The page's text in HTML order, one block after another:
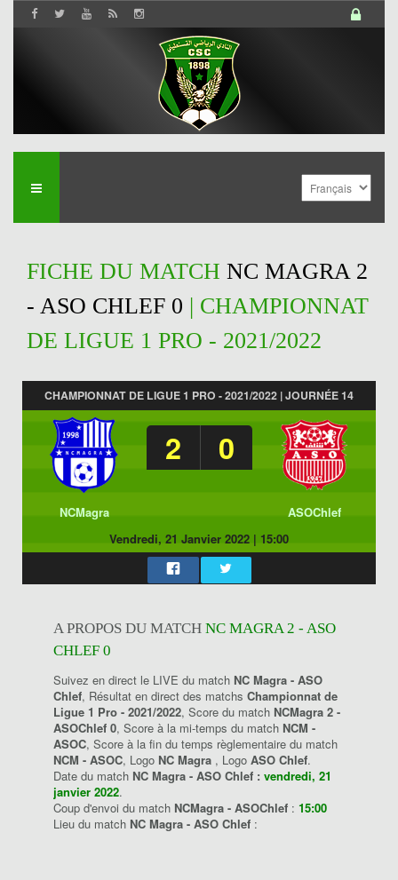
FICHE DU MATCH NC MAGRA 2
- ASO CHLEF 0 | CHAMPIONNAT
DE LIGUE 1 PRO - 2021/2022
CHAMPIONNAT DE LIGUE 1 PRO - 2021/2022 | JOURNÉE 14
2 0
NCMagra
ASOChlef
Vendredi, 21 Janvier 2022 | 15:00
A PROPOS DU MATCH NC MAGRA 2 - ASO
CHLEF 0
Suivez en direct le LIVE du match NC Magra - ASO
Chlef, Résultat en direct des matchs Championnat de
Ligue 1 Pro - 2021/2022, Score du match NCMagra 2 -
ASOChlef 0, Score à la mi-temps du match NCM -
ASOC, Score à la fin du temps règlementaire du match
NCM - ASOC, Logo NC Magra , Logo ASO Chlef.
Date du match NC Magra - ASO Chlef : vendredi, 21
janvier 2022.
Coup d'envoi du match NCMagra - ASOChlef : 15:00
Lieu du match NC Magra - ASO Chlef :